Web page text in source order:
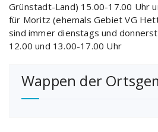
Grünstadt-Land) 15.00-17.00 Uhr
für Moritz (ehemals Gebiet VG
sind immer dienstags und
12.00 und 13.00-17.00 Uhr
Wappen der